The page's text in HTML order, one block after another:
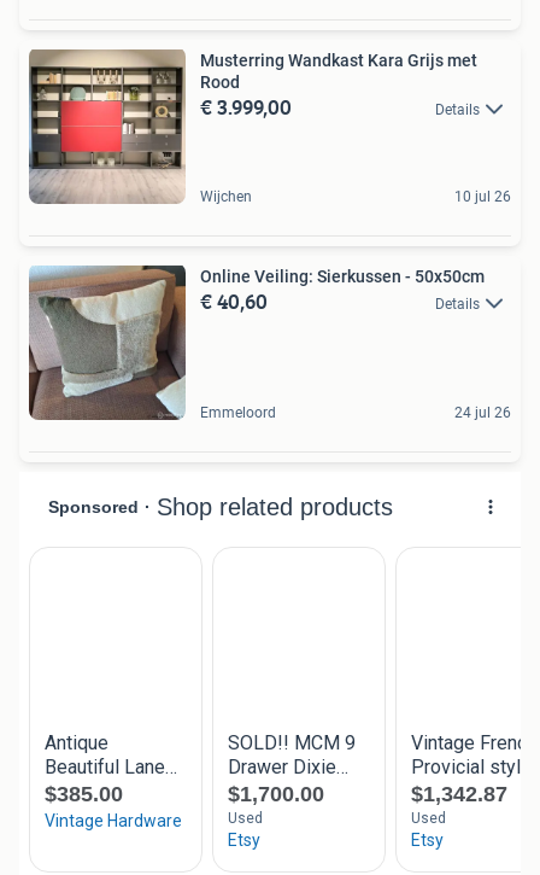
Musterring Wandkast Kara Grijs met
Rood
€ 3.999,00 Details
Wijchen 10 jul 26
Online Veiling: Sierkussen - 50x50cm
€ 40,60 Details
Emmeloord 24 jul 26